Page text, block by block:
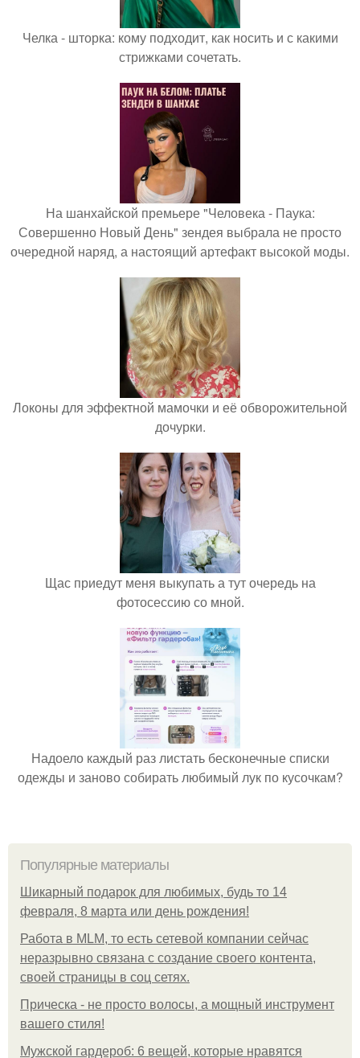
Челка - шторка: кому подходит, как носить и с какими
стрижками сочетать.
На шанхайской премьере "Человека - Паука:
Совершенно Новый День" зендея выбрала не просто
очередной наряд, а настоящий артефакт высокой моды.
Локоны для эффектной мамочки и её обворожительной
дочурки.
Щас приедут меня выкупать а тут очередь на
фотосессию со мной.
Надоело каждый раз листать бесконечные списки
одежды и заново собирать любимый лук по кусочкам?
Популярные материалы
Шикарный подарок для любимых, будь то 14
февраля, 8 марта или день рождения!
Работа в MLM, то есть сетевой компании сейчас
неразрывно связана с создание своего контента,
своей страницы в соц сетях.
Прическа - не просто волосы, а мощный инструмент
вашего стиля!
Мужской гардероб: 6 вещей, которые нравятся